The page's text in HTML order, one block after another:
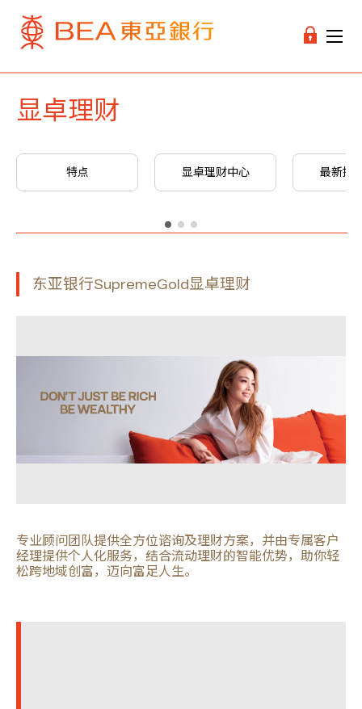
显卓理财
特点 显卓理财中心 最新推
东亚银行SupremeGold显卓理财
专业顾问团队提供全方位谘询及理财方案，并由专属客户
经理提供个人化服务，结合流动理财的智能优势，助你轻
松跨地域创富，迈向富足人生。